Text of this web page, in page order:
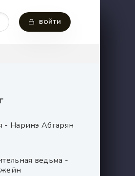
ВОЙТИ
- Наринэ Абгарян
ведьма -